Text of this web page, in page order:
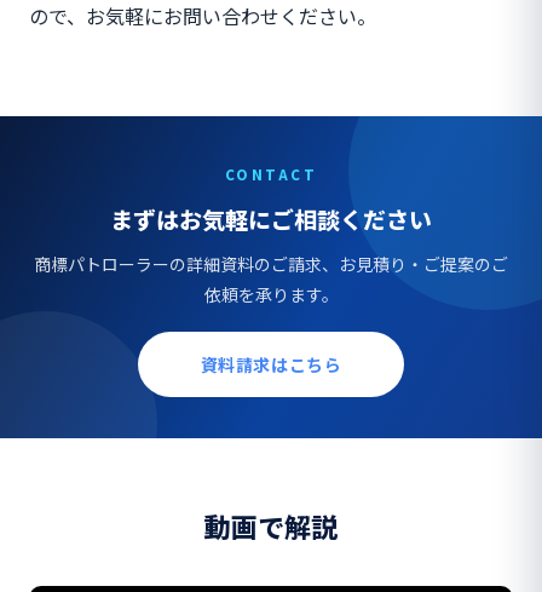
ので、お気軽にお問い合わせください。
CONTACT
まずはお気軽にご相談ください
商標パトローラーの詳細資料のご請求、お見積り・ご提案のご
依頼を承ります。
資料請求はこちら
動画で解説